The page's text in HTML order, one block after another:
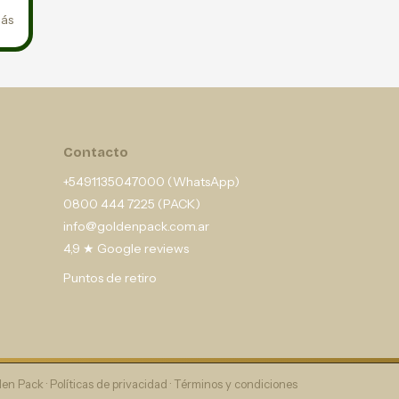
Contacto
+5491135047000 (WhatsApp)
0800 444 7225 (PACK)
info@goldenpack.com.ar
4,9 ★ Google reviews
Puntos de retiro
Pack · Políticas de privacidad · Términos y condiciones